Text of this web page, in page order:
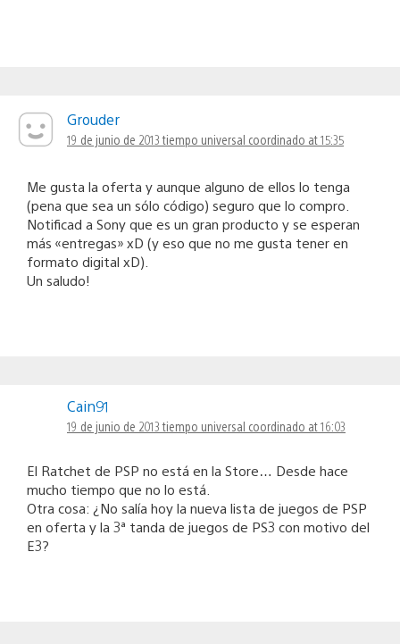
Grouder
19 de junio de 2013 tiempo universal coordinado at 15:35
Me gusta la oferta y aunque alguno de ellos lo tenga
(pena que sea un sólo código) seguro que lo compro.
Notificad a Sony que es un gran producto y se esperan
más «entregas» xD (y eso que no me gusta tener en
formato digital xD).
Un saludo!
Cain91
19 de junio de 2013 tiempo universal coordinado at 16:03
El Ratchet de PSP no está en la Store… Desde hace
mucho tiempo que no lo está.
Otra cosa: ¿No salía hoy la nueva lista de juegos de PSP
en oferta y la 3ª tanda de juegos de PS3 con motivo del
E3?